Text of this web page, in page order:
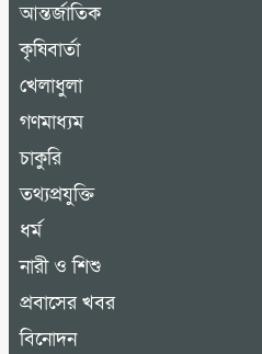
আন্তর্জাতিক
কৃষিবার্তা
খেলাধুলা
গণমাধ্যম
চাকুরি
তথ্যপ্রযুক্তি
ধর্ম
নারী ও শিশু
প্রবাসের খবর
বিনোদন